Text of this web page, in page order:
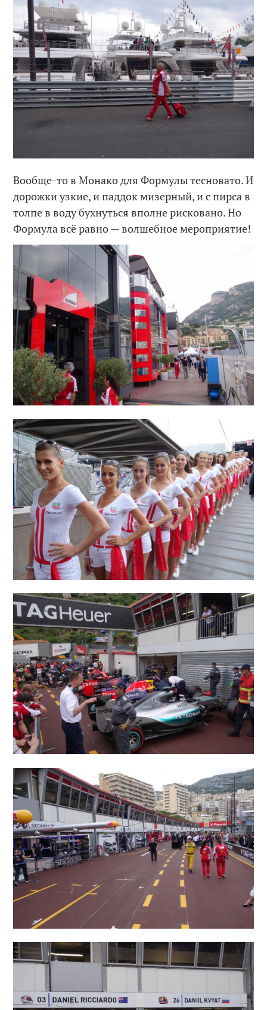
Вообще-то в Монако для Формулы тесновато. И
дорожки узкие, и паддок мизерный, и с пирса в
толпе в воду бухнуться вполне рисковано. Но
Формула всё равно — волшебное мероприятие!